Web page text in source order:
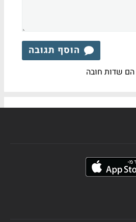
הוסף תגובה
הם שדות חובה